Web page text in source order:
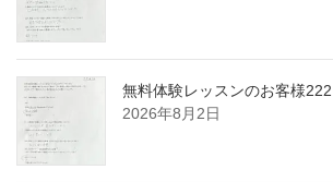
無料体験レッスンのお客様222
2026年8月2日